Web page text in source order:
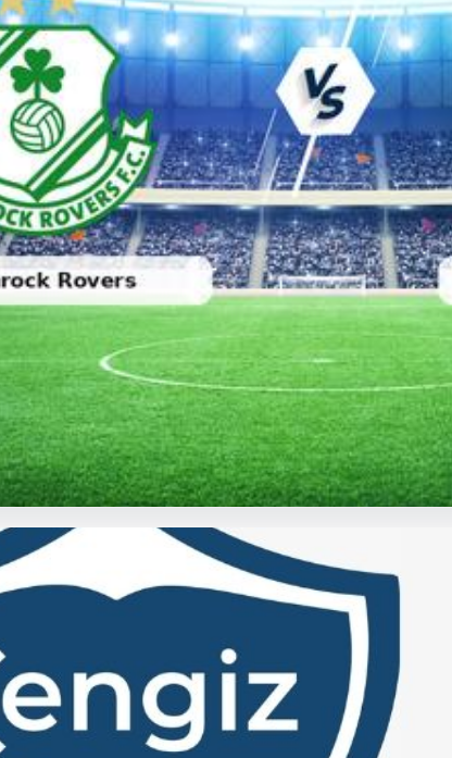
Egnatia Karşılaşmasının
kupaları mücadelesinde Egnatia’yı ağırladı ve sahadan 3-